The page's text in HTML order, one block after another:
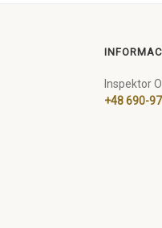
Inspektor
+48 690-